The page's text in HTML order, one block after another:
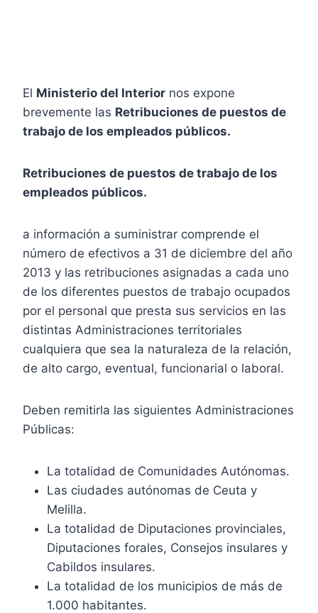
El Ministerio del Interior nos expone
brevemente las Retribuciones de puestos de
trabajo de los empleados públicos.
Retribuciones de puestos de trabajo de los
empleados públicos.
a información a suministrar comprende el
número de efectivos a 31 de diciembre del año
2013 y las retribuciones asignadas a cada uno
de los diferentes puestos de trabajo ocupados
por el personal que presta sus servicios en las
distintas Administraciones territoriales
cualquiera que sea la naturaleza de la relación,
de alto cargo, eventual, funcionarial o laboral.
Deben remitirla las siguientes Administraciones
Públicas:
La totalidad de Comunidades Autónomas.
Las ciudades autónomas de Ceuta y
Melilla.
La totalidad de Diputaciones provinciales,
Diputaciones forales, Consejos insulares y
Cabildos insulares.
La totalidad de los municipios de más de
1.000 habitantes.